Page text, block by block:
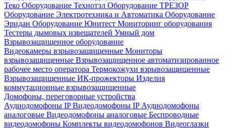
Теко Оборудование Технотэл Оборудование ТРЕЗОР
Оборудование Электротехника и Автоматика Оборудование
Эридан Оборудование Юнитест Мониторинг оборудования
Тестеры дымовых извещателей Умный дом
Взрывозащищенное оборудование
Видеокамеры взрывозащищенные Мониторы
взрывозащищенные Взрывозащищенное автоматизированное
рабочее место оператора Термокожухи взрывозащищенные
Взрывозащищенные ИК-прожекторы Изделия
коммутационные взрывозащищенные
Домофоны, переговорные устройства
Аудиодомофоны IPВидеодомофоны IP Аудиодомофоны
аналоговые Видеодомофоны аналоговые Беспроводные
видеодомофоны Комплекты видеодомофонов Видеоглазки